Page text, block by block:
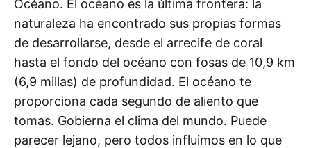
Océano. El océano es la última frontera: la
naturaleza ha encontrado sus propias formas
de desarrollarse, desde el arrecife de coral
hasta el fondo del océano con fosas de 10,9 km
(6,9 millas) de profundidad. El océano te
proporciona cada segundo de aliento que
tomas. Gobierna el clima del mundo. Puede
parecer lejano, pero todos influimos en lo que